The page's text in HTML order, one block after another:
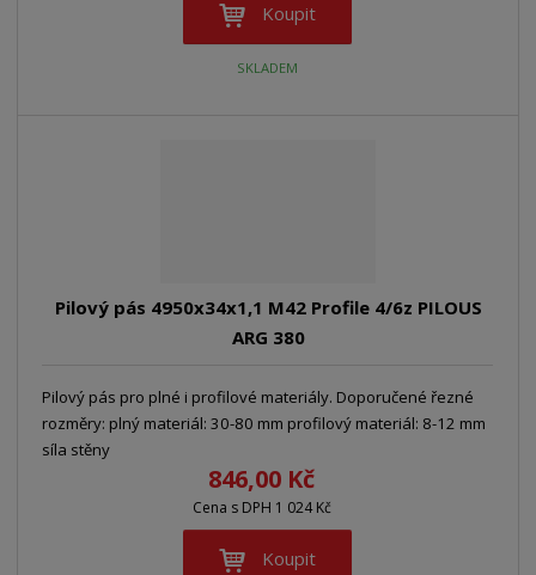
Koupit
SKLADEM
Pilový pás 4950x34x1,1 M42 Profile 4/6z PILOUS
ARG 380
Pilový pás pro plné i profilové materiály. Doporučené řezné
rozměry: plný materiál: 30-80 mm profilový materiál: 8-12 mm
síla stěny
846,00 Kč
Cena s DPH 1 024 Kč
Koupit